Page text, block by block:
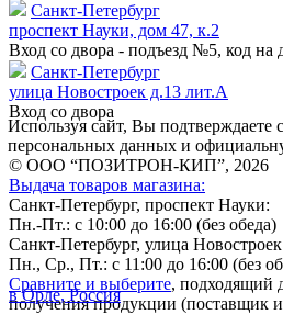
Санкт-Петербург
проспект Науки, дом 47, к.2
Вход со двора - подъезд №5, код на
Санкт-Петербург
улица Новостроек д.13 лит.А
Вход со двора
Используя сайт, Вы подтверждаете
персональных данных и
© ООО “ПОЗИТРОН-КИП”, 2026
Выдача товаров магазина:
Санкт-Петербург, проспект Науки:
Пн.-Пт.: с 10:00 до 16:00 (без обеда)
Санкт-Петербург, улица
Пн., Ср., Пт.: с 11:00 до 16:00 (без
Сравните и выберите, подходящий
получения продукции (поставщик
в Орле, Россия